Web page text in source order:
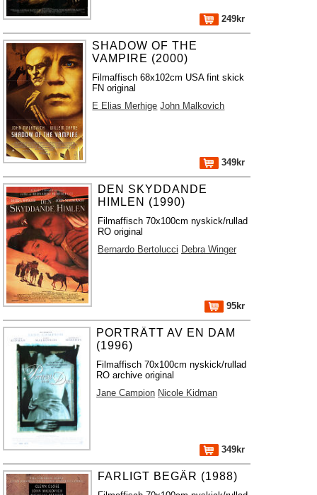
249kr
SHADOW OF THE
VAMPIRE (2000)
Filmaffisch 68x102cm USA fint skick
FN original
E Elias Merhige John Malkovich
349kr
DEN SKYDDANDE
HIMLEN (1990)
Filmaffisch 70x100cm nyskick/rullad
RO original
Bernardo Bertolucci Debra Winger
95kr
PORTRÄTT AV EN DAM
(1996)
Filmaffisch 70x100cm nyskick/rullad
RO archive original
Jane Campion Nicole Kidman
349kr
FARLIGT BEGÄR (1988)